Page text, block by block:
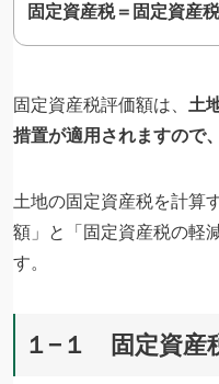
固定資産税＝固定資産
固定資産税評価額は、 土
措置が適用されますので
土地の固定資産税を計算
額」と「固定資産税の軽
す。
１−１ 固定資産